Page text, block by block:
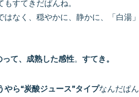
すてきだぱんね。
なく、穏やかに、静かに、「白湯」
って、成熟した感性。 すてき。
やら“炭酸ジュース”タイプなんだぱん